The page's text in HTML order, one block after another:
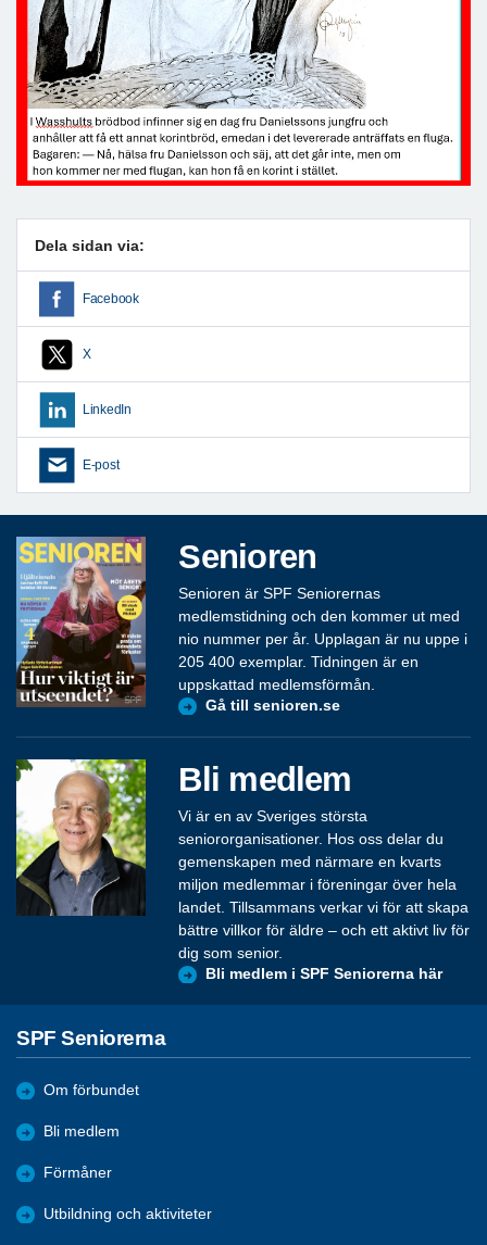
Dela sidan via:
Facebook
X
LinkedIn
E-post
Senioren
Senioren är SPF Seniorernas
medlemstidning och den kommer ut med
nio nummer per år. Upplagan är nu uppe i
205 400 exemplar. Tidningen är en
uppskattad medlemsförmån.
Gå till senioren.se
Bli medlem
Vi är en av Sveriges största
seniororganisationer. Hos oss delar du
gemenskapen med närmare en kvarts
miljon medlemmar i föreningar över hela
landet. Tillsammans verkar vi för att skapa
bättre villkor för äldre – och ett aktivt liv för
dig som senior.
Bli medlem i SPF Seniorerna här
SPF Seniorerna
Om förbundet
Bli medlem
Förmåner
Utbildning och aktiviteter